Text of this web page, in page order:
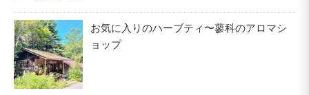
お気に入りのハーブティ〜蓼科のアロマシ
ョップ